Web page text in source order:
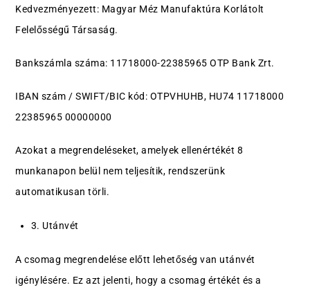
Kedvezményezett: Magyar Méz Manufaktúra Korlátolt
Felelősségű Társaság.
Bankszámla száma: 11718000-22385965 OTP Bank Zrt.
IBAN szám / SWIFT/BIC kód: OTPVHUHB, HU74 11718000
22385965 00000000
Azokat a megrendeléseket, amelyek ellenértékét 8
munkanapon belül nem teljesítik, rendszerünk
automatikusan törli.
3. Utánvét
A csomag megrendelése előtt lehetőség van utánvét
igénylésére. Ez azt jelenti, hogy a csomag értékét és a